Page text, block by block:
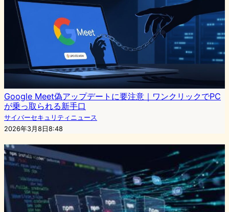
Google Meet偽アップデートに要注意｜ワンクリックでPC
が乗っ取られる新手口
サイバーセキュリティニュース
2026年3月8日8:48